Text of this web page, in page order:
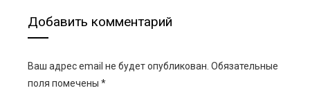
Добавить комментарий
Ваш адрес email не будет опубликован. Обязательные
поля помечены *